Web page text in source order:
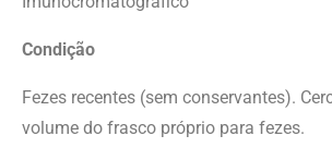
Condição
Fezes recentes (sem conservantes).
volume do frasco próprio para fezes.